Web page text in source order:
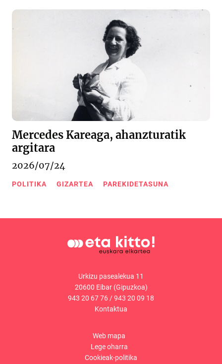
Mercedes Kareaga, ahanzturatik
argitara
2026/07/24
POLITIKA GIZARTEA PAREKIDETASUNA
Urkizu pasealekua 11
20600 Eibar (Gipuzkoa)
943 20 67 76/943 20 09 18
Kontaktua
Web mapa
Lege oharra
Cookieak-politika